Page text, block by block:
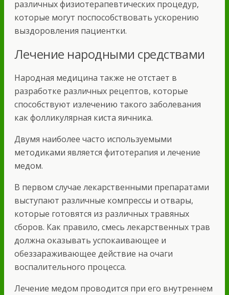
различных физиотерапевтических процедур,
которые могут поспособствовать ускорению
выздоровления пациентки.
Лечение народными средствами
Народная медицина также не отстает в
разработке различных рецептов, которые
способствуют излечению такого заболевания
как фолликулярная киста яичника.
Двумя наиболее часто используемыми
методиками является фитотерапия и лечение
медом.
В первом случае лекарственными препаратами
выступают различные компрессы и отвары,
которые готовятся из различных травяных
сборов. Как правило, смесь лекарственных трав
должна оказывать успокаивающее и
обеззараживающее действие на очаги
воспалительного процесса.
Лечение медом проводится при его внутреннем